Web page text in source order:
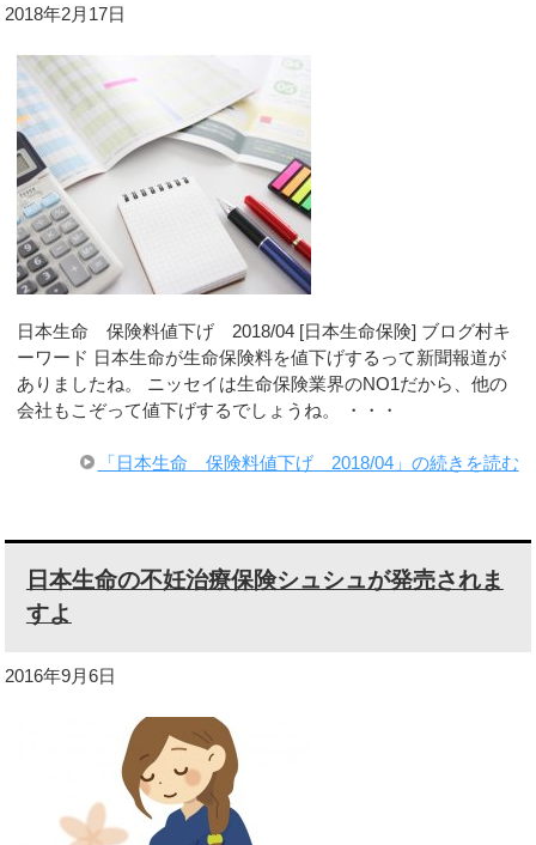
2018年2月17日
日本生命 保険料値下げ 2018/04 [日本生命保険] ブログ村キ
ーワード 日本生命が生命保険料を値下げするって新聞報道が
ありましたね。 ニッセイは生命保険業界のNO1だから、他の
会社もこぞって値下げするでしょうね。 ・・・
「日本生命 保険料値下げ 2018/04」の続きを読む
日本生命の不妊治療保険シュシュが発売されま
すよ
2016年9月6日